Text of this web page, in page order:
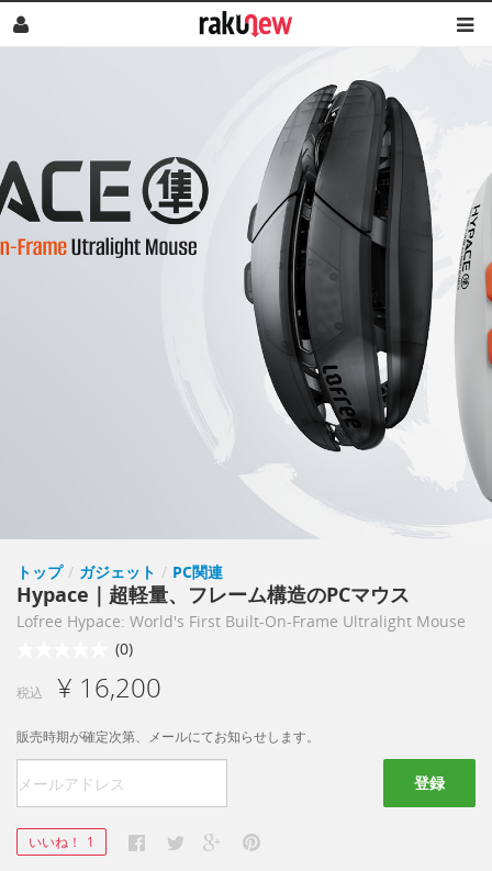
トップ / ガジェット / PC関連
Hypace｜超軽量、フレーム構造のPCマウス
Lofree Hypace: World's First Built-On-Frame Ultralight Mouse
(0)
税込 ¥ 16,200
販売時期が確定次第、メールにてお知らせします。
登録
いいね！ 1